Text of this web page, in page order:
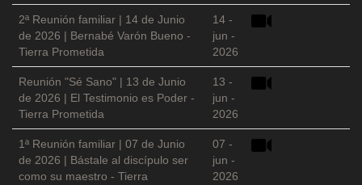
2ª Reunión familiar | 14 de Junio
de 2026 | Bernabé Varón Bueno -
Tierra Prometida
14 -
jun -
2026
Reunión "Sé Sano" | 13 de Junio
de 2026 | El Testimonio es Poder -
Tierra Prometida
13 -
jun -
2026
1ª Reunión familiar | 07 de Junio
de 2026 | Bástale al discípulo ser
como su maestro - Tierra
07 -
jun -
2026